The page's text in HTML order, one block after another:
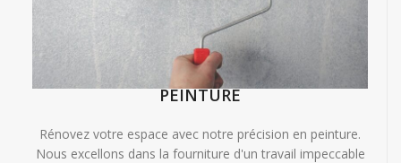
PEINTURE
Rénovez votre espace avec notre précision en peinture.
Nous excellons dans la fourniture d'un travail impeccable